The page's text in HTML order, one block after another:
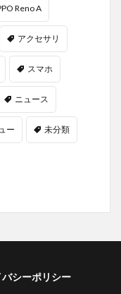
Reno A
アクセサリ
スマホ
ニュース
ー 未分類
バシーポリシー